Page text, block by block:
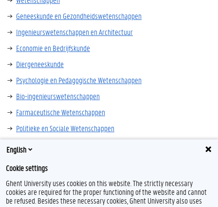
Geneeskunde en Gezondheidswetenschappen
Ingenieurswetenschappen en Architectuur
Economie en Bedrijfskunde
Diergeneeskunde
Psychologie en Pedagogische Wetenschappen
Bio-ingenieurswetenschappen
Farmaceutische Wetenschappen
Politieke en Sociale Wetenschappen
studentenportaal
English
Cookie settings
Ghent University uses cookies on this website. The strictly necessary
cookies are required for the proper functioning of the website and cannot
be refused. Besides these necessary cookies, Ghent University also uses